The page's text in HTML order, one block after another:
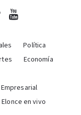
Política
Economía
Elonce en vivo